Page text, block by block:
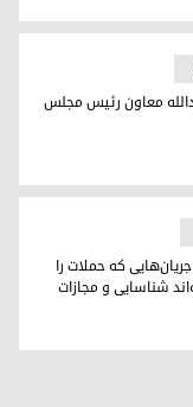
عراق و علی
معاون رئیس مجلس
عراق
که حملات را
شناسایی و مجازات